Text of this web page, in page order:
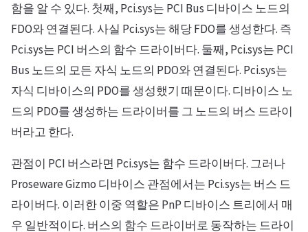
함을 알 수 있다. 첫째, Pci.sys는 PCI Bus 디바이스 노드의
FDO와 연결된다. 사실 Pci.sys는 해당 FDO를 생성한다. 즉
Pci.sys는 PCI 버스의 함수 드라이버다. 둘째, Pci.sys는 PCI
Bus 노드의 모든 자식 노드의 PDO와 연결된다. Pci.sys는
자식 디바이스의 PDO를 생성했기 때문이다. 디바이스 노
드의 PDO를 생성하는 드라이버를 그 노드의 버스 드라이
버라고 한다.
관점이 PCI 버스라면 Pci.sys는 함수 드라이버다. 그러나
Proseware Gizmo 디바이스 관점에서는 Pci.sys는 버스 드
라이버다. 이러한 이중 역할은 PnP 디바이스 트리에서 매
우 일반적이다. 버스의 함수 드라이버로 동작하는 드라이